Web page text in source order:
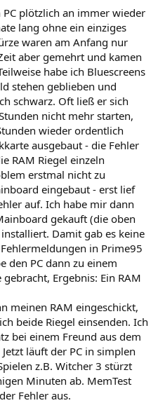
plötzlich an immer wieder
lang ohne ein einziges
waren am Anfang nur
aber gemehrt und kamen
habe ich Bluescreens
stehen geblieben und
schwarz. Oft ließ er sich
nicht mehr starten,
wieder ordentlich
ausgebaut - die Fehler
RAM Riegel einzeln
erstmal nicht zu
eingebaut - erst lief
auf. Ich habe mir dann
gekauft (die oben
Damit gab es keine
in Prime95
den PC dann zu einem
Ergebnis: Ein RAM
meinen RAM eingeschickt,
beide Riegel einsenden. Ich
bei einem Freund aus dem
läuft der PC in simplen
z.B. Witcher 3 stürzt
Minuten ab. MemTest
Fehler aus.